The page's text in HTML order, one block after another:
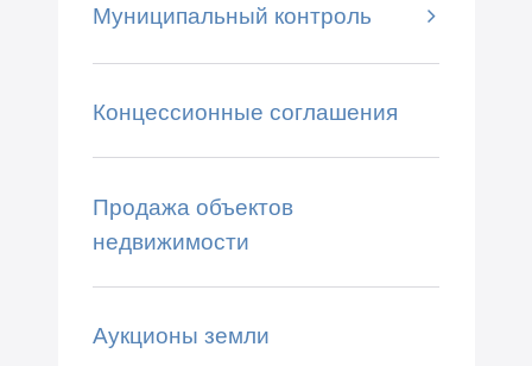
Муниципальный контроль
Концессионные соглашения
Продажа объектов
недвижимости
Аукционы земли